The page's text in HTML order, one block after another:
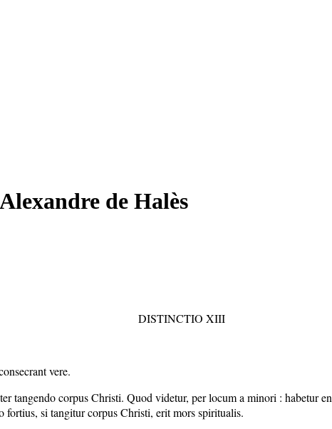
de Halès
DISTINCTIO XIII
vere.
tangendo corpus Christi. Quod videtur, per locum a minori : habetur
fortius, si tangitur corpus Christi, erit mors spiritualis.